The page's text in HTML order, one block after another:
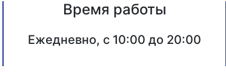
Время работы
Ежедневно, с 10:00 до 20:00